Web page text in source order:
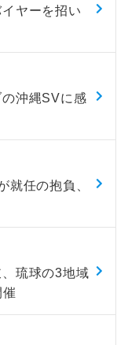
ヤーを招い
沖縄SVに感
就任の抱負、
琉球の3地域